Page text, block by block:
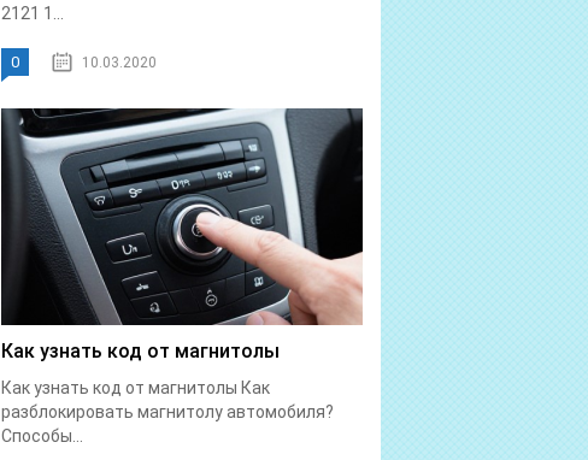
2121 1...
0 10.03.2020
Как узнать код от магнитолы
Как узнать код от магнитолы Как
разблокировать магнитолу автомобиля?
Способы...